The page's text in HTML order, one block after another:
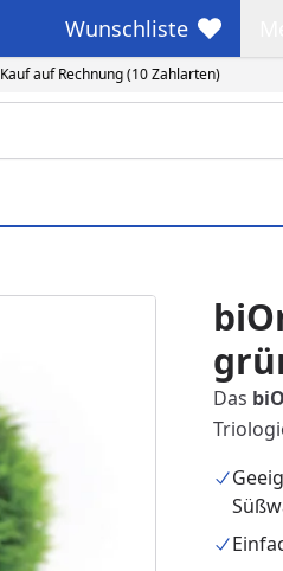
Kauf auf Rechnung (10 Zahlarten)
Wunschliste
Wunschliste
Das